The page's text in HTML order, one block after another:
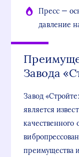
Пресс —
давление
Завода
Завод
является
качественного
преимущества